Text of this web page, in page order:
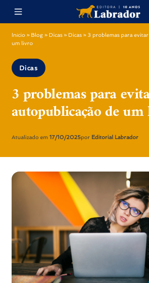
Início » Blog » Dicas » Dicas » 3 problemas para
um livro
Dicas
3 problemas para
autopublicação de
Atualizado em 17/10/2025por Editorial Labrador